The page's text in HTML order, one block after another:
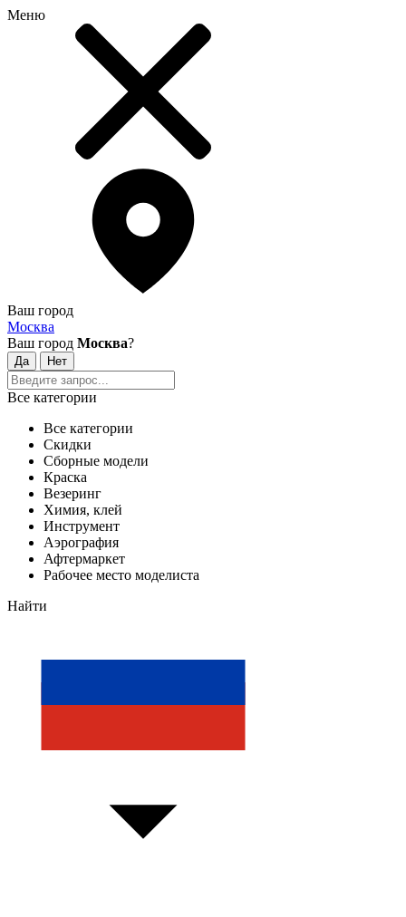
Меню
Ваш город
Москва
Ваш город Москва?
Все категории
Все категории
Скидки
Сборные модели
Краска
Везеринг
Химия, клей
Инструмент
Аэрография
Афтермаркет
Рабочее место моделиста
Найти